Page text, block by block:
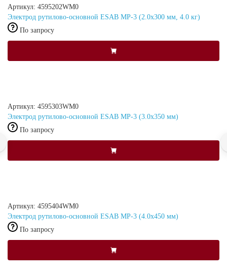
Артикул: 4595202WM0
Электрод рутилово-основной ESAB МР-3 (2.0х300 мм, 4.0 кг)
По запросу
Артикул: 4595303WM0
Электрод рутилово-основной ESAB МР-3 (3.0х350 мм)
По запросу
Артикул: 4595404WM0
Электрод рутилово-основной ESAB МР-3 (4.0х450 мм)
По запросу